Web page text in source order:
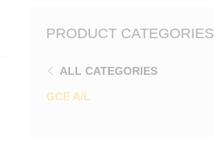
PRODUCT CATEGORIES
ALL CATEGORIES
GCE A/L